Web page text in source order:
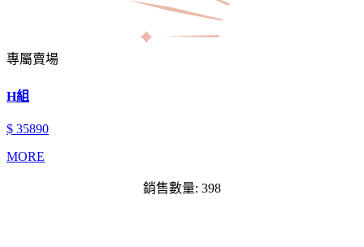
專屬賣場
H組
$ 35890
MORE
銷售數量: 398